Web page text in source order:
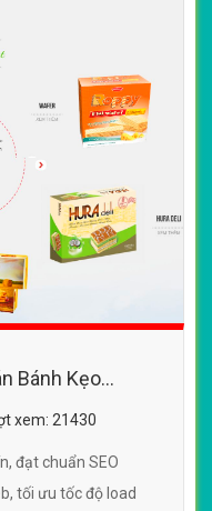
Bánh Kẹo
SEO
xem: 21430
đạt chuẩn SEO
tối ưu tốc độ load